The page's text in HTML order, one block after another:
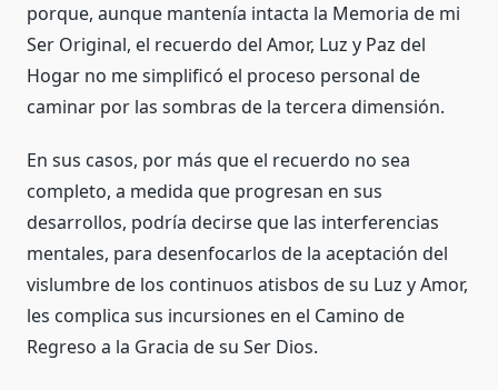
porque, aunque mantenía intacta la Memoria de mi
Ser Original, el recuerdo del Amor, Luz y Paz del
Hogar no me simplificó el proceso personal de
caminar por las sombras de la tercera dimensión.
En sus casos, por más que el recuerdo no sea
completo, a medida que progresan en sus
desarrollos, podría decirse que las interferencias
mentales, para desenfocarlos de la aceptación del
vislumbre de los continuos atisbos de su Luz y Amor,
les complica sus incursiones en el Camino de
Regreso a la Gracia de su Ser Dios.